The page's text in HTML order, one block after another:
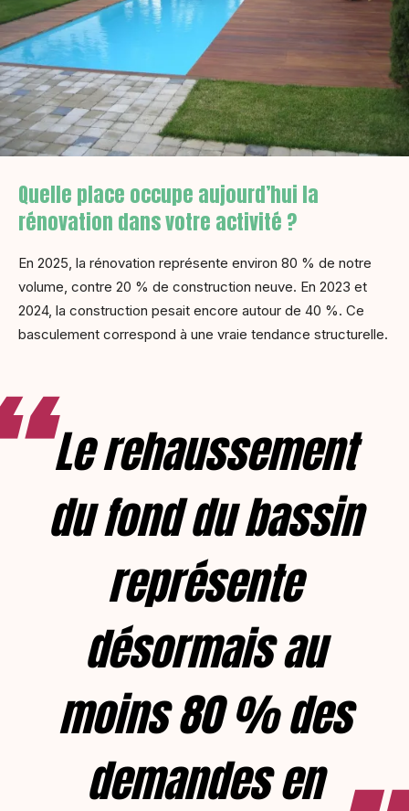
Quelle place occupe aujourd’hui la
rénovation dans votre activité ?
En 2025, la rénovation représente environ 80 % de notre
volume, contre 20 % de construction neuve. En 2023 et
2024, la construction pesait encore autour de 40 %. Ce
basculement correspond à une vraie tendance structurelle.
Le rehaussement
du fond du bassin
représente
désormais au
moins 80 % des
demandes en